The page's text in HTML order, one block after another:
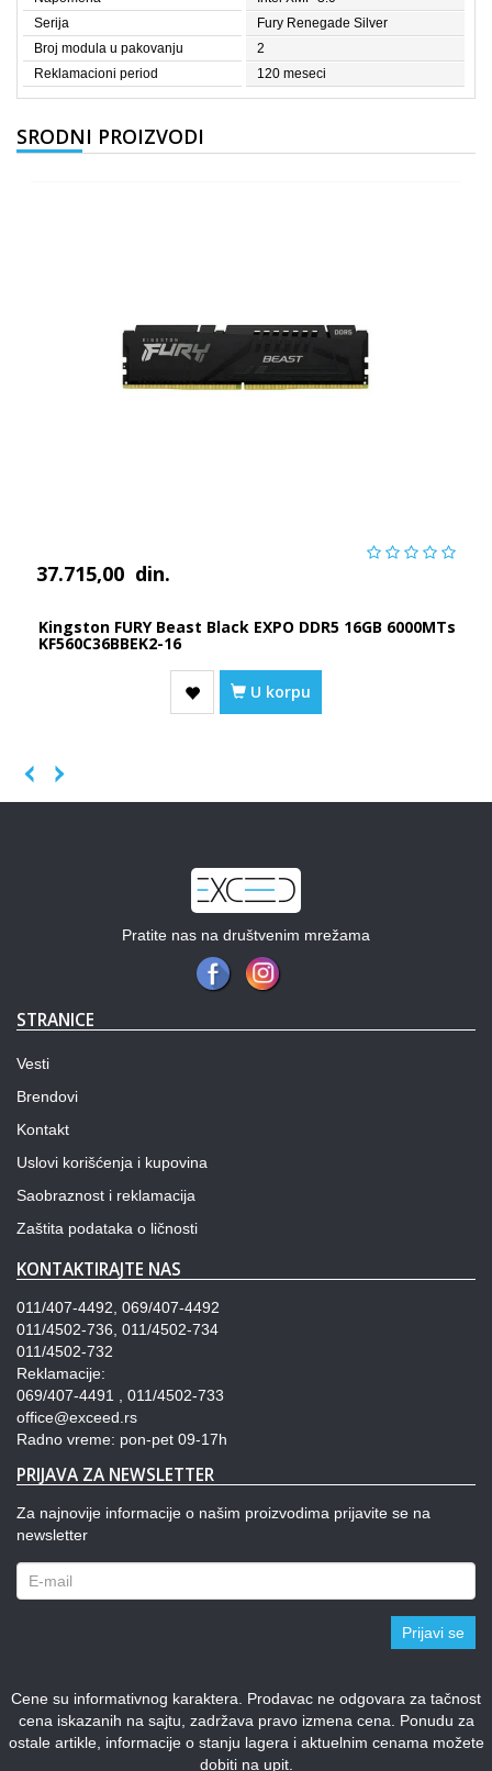
Serija
Fury Renegade Silver
Broj modula u pakovanju
2
Reklamacioni period
120 meseci
SRODNI PROIZVODI
37.715,00 din.
Kingston FURY Beast Black EXPO DDR5 16GB 6000MTs
KF560C36BBEK2-16
U korpu
Pratite nas na društvenim mrežama
STRANICE
Vesti
Brendovi
Kontakt
Uslovi korišćenja i kupovina
Saobraznost i reklamacija
Zaštita podataka o ličnosti
KONTAKTIRAJTE NAS
011/407-4492, 069/407-4492
011/4502-736, 011/4502-734
011/4502-732
Reklamacije:
069/407-4491 , 011/4502-733
office@exceed.rs
Radno vreme: pon-pet 09-17h
PRIJAVA ZA NEWSLETTER
Za najnovije informacije o našim proizvodima prijavite se na
newsletter
Prijavi se
Cene su informativnog karaktera. Prodavac ne odgovara za tačnost
cena iskazanih na sajtu, zadržava pravo izmena cena. Ponudu za
ostale artikle, informacije o stanju lagera i aktuelnim cenama možete
dobiti na upit.